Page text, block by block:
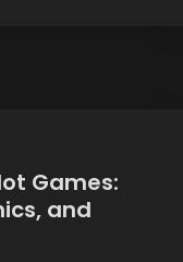
Games:
and